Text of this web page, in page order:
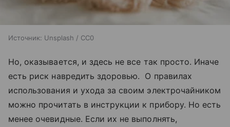
Источник: Unsplash / CC0
Но, оказывается, и здесь не все так просто. Иначе
есть риск навредить здоровью. О правилах
использования и ухода за своим электрочайником
можно прочитать в инструкции к прибору. Но есть
менее очевидные. Если их не выполнять,